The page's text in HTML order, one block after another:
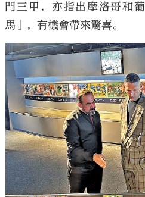
門三甲，亦指出摩洛哥和
馬」，有機會帶來驚喜。